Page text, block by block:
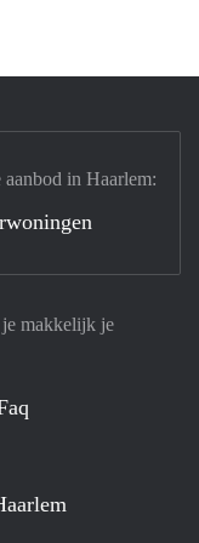
makkelijk je
in Haarlem: